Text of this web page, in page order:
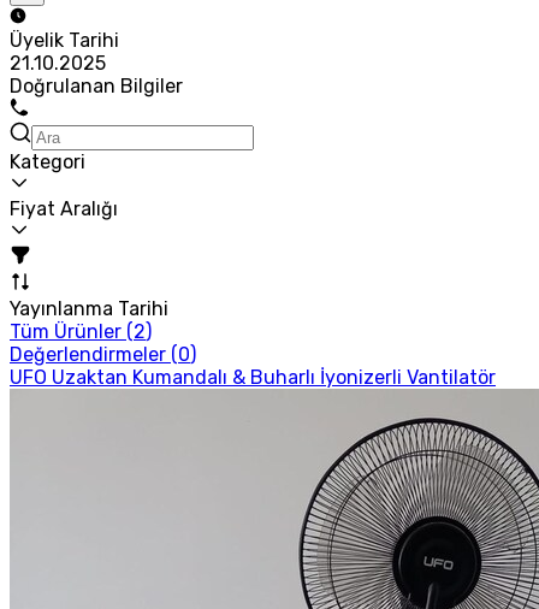
Üyelik Tarihi
21.10.2025
Doğrulanan Bilgiler
Kategori
Fiyat Aralığı
Yayınlanma Tarihi
Tüm Ürünler (2)
Değerlendirmeler (0)
UFO Uzaktan Kumandalı & Buharlı İyonizerli Vantilatör